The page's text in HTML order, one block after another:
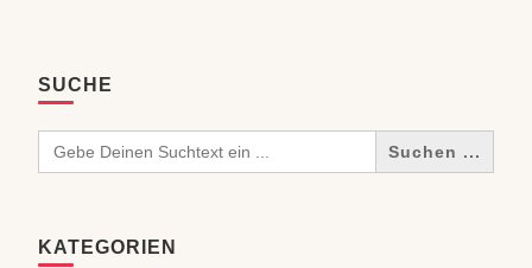
SUCHE
Search
for:
KATEGORIEN